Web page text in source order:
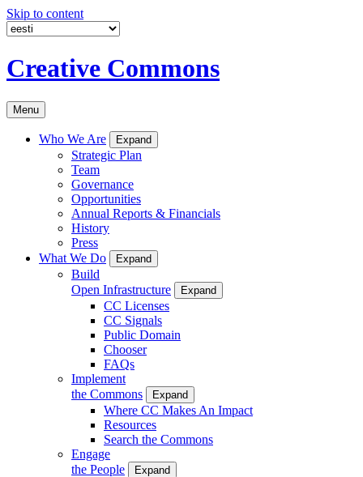
Skip to content
Creative Commons
Menu
Who We Are Expand
Strategic Plan
Team
Governance
Opportunities
Annual Reports & Financials
History
Press
What We Do
Expand
Build
Open Infrastructure
Expand
CC Licenses
CC Signals
Public Domain
Chooser
FAQs
Implement
the Commons
Expand
Where CC Makes An Impact
Resources
Search the Commons
Engage
the People
Expand